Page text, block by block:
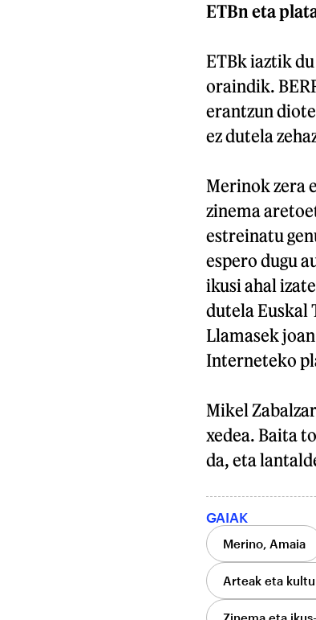
ETBn eta
ETBk iaztik
oraindik.
erantzun
ez dutela
Merinok zera
zinema
estreinatu
espero dugu
ikusi ahal
dutela Euskal
Llamasek
Interneteko
Mikel
xedea. Baita
da, eta
GAIAK
Merino, Amaia
Arteak eta